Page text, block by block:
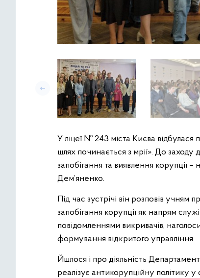
У ліцеї № 243 міста Києва відбулася
шлях починається з мрії». До
запобігання та виявлення корупції
Дем’яненко.
Під час зустрічі він розповів
запобігання корупції як напрям
повідомленнями викривачів,
формування відкритого управління.
Йшлося і про діяльність
реалізує антикорупційну політику